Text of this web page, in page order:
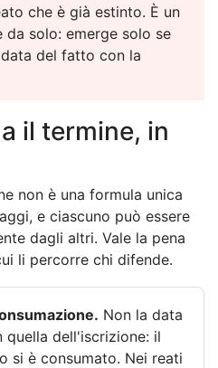
che è già estinto. È un
da solo: emerge solo se
del fatto con la
il termine, in
non è una formula unica
e ciascuno può essere
dagli altri. Vale la pena
li percorre chi difende.
Non la data
quella dell'iscrizione: il
si è consumato. Nei reati